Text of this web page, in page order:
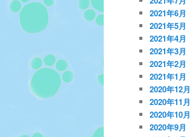
2021年6月
2021年5月
2021年4月
2021年3月
2021年2月
2021年1月
2020年12月
2020年11月
2020年10月
2020年9月